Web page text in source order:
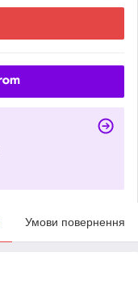
Умови повернення